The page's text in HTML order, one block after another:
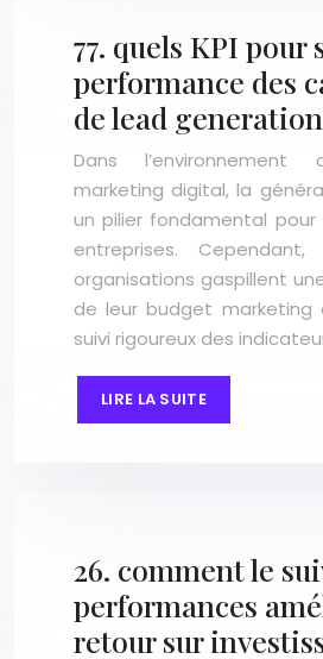
77. quels KPI pour
performance des
de lead generation
Dans l’environnement
marketing digital, la
un pilier fondamental pour
entreprises.
organisations gaspillent
de leur budget marketing
suivi rigoureux des
LIRE LA SUITE
26. comment le
performances
retour sur